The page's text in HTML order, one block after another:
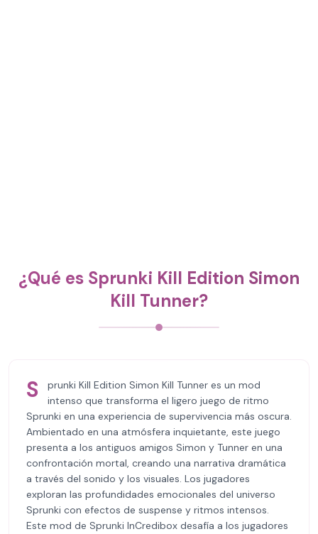
¿Qué es Sprunki Kill Edition Simon
Kill Tunner?
S
prunki Kill Edition Simon Kill Tunner es un mod
intenso que transforma el ligero juego de ritmo
Sprunki en una experiencia de supervivencia más oscura.
Ambientado en una atmósfera inquietante, este juego
presenta a los antiguos amigos Simon y Tunner en una
confrontación mortal, creando una narrativa dramática
a través del sonido y los visuales. Los jugadores
exploran las profundidades emocionales del universo
Sprunki con efectos de suspense y ritmos intensos.
Este mod de Sprunki InCredibox desafía a los jugadores